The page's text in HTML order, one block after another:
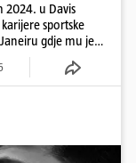
2024. u Davis
sportske
gdje mu je